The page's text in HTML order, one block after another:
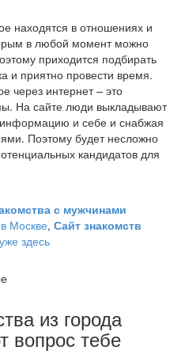
находятся в отношениях и
в любой момент можно
приходится подбирать
и приятно провести время.
через интернет – это
На сайте люди выкладывают
и себе и снабжая
Поэтому будет несложно
кандидатов для
с мужчинами
Москве, Сайт знакомств
здесь
из города
вопрос тебе